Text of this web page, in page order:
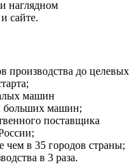
наглядном
сайте.
производства до целевых
машин
больших машин;
поставщика
чем в 35 городов страны;
в 3 раза.